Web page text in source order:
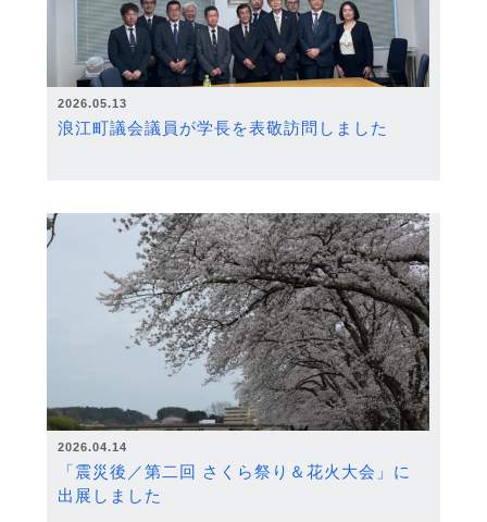
2026.05.13
浪江町議会議員が学長を表敬訪問しました
2026.04.14
「震災後／第二回 さくら祭り＆花火大会」に
出展しました